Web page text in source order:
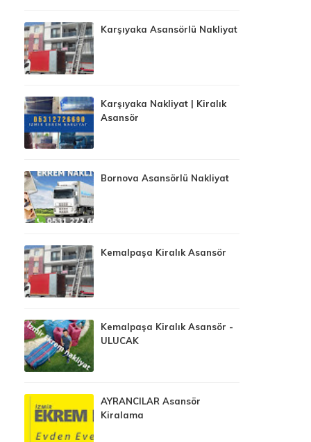
Karşıyaka Asansörlü Nakliyat
Karşıyaka Nakliyat | Kiralık
Asansör
Bornova Asansörlü Nakliyat
Kemalpaşa Kiralık Asansör
Kemalpaşa Kiralık Asansör -
ULUCAK
AYRANCILAR Asansör
Kiralama